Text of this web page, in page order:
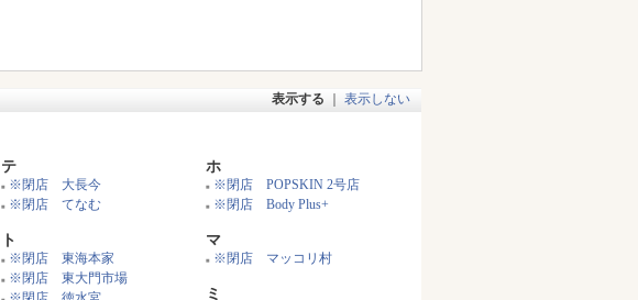
表示する 表示しない
テ
■ ※閉店 大長今
■ ※閉店 てなむ
ト
■ ※閉店 東海本家
■ ※閉店 東大門市場
ホ
■ ※閉店 POPSKIN 2号店
■ ※閉店 Body Plus+
マ
■ ※閉店 マッコリ村
ミ